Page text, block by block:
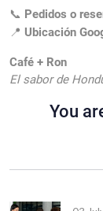
📞 Pedidos o
📍 Ubicación
Café + Ron
El sabor de
You